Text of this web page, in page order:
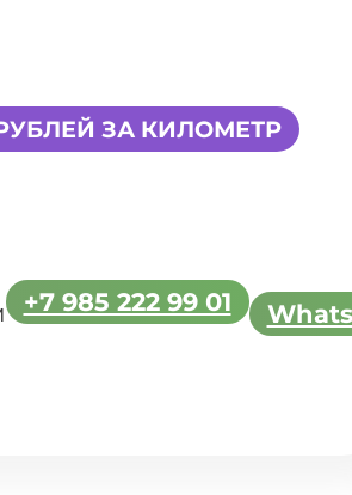
РУБЛЕЙ ЗА КИЛОМЕТР
+7 985 222 99 01